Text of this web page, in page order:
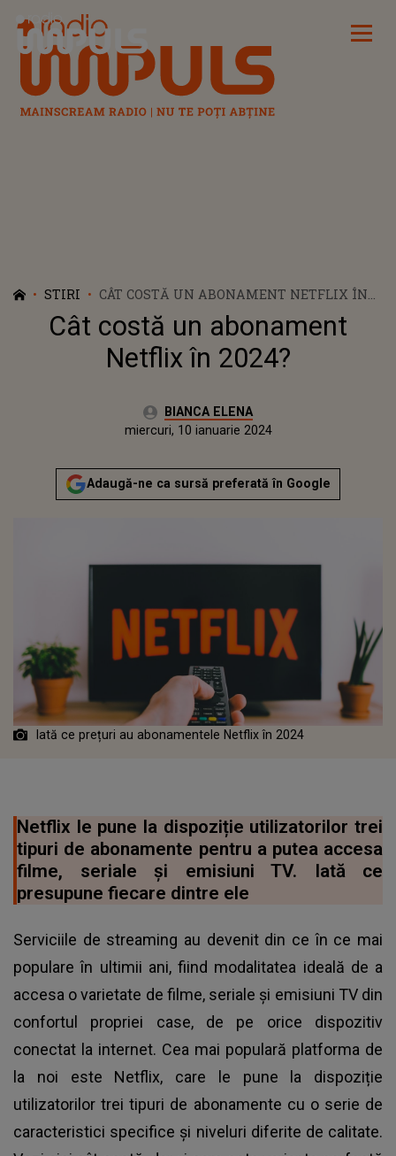
Radio Impuls
STIRI
CÂT COSTĂ UN ABONAMENT NETFLIX ÎN
Cât costă un abonament
Netflix în 2024?
Autor:BIANCA ELENA
Publicat:
miercuri, 10 ianuarie 2024
Adaugă-ne ca sursă preferată în Google
Iată ce prețuri au abonamentele Netflix în 2024
Netflix le pune la dispoziție utilizatorilor trei
tipuri de abonamente pentru a putea accesa
filme, seriale și emisiuni TV. Iată ce
presupune fiecare dintre ele
Serviciile de streaming au devenit din ce în ce mai
populare în ultimii ani, fiind modalitatea ideală de a
accesa o varietate de filme, seriale și emisiuni TV din
confortul propriei case, de pe orice dispozitiv
conectat la internet. Cea mai populară platforma de
la noi este Netflix, care le pune la dispoziție
utilizatorilor trei tipuri de abonamente cu o serie de
caracteristici specifice și niveluri diferite de calitate.